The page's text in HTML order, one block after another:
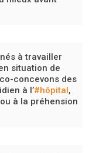
à travailler
situation de
concevons des
à l’#hôpital,
à la préhension